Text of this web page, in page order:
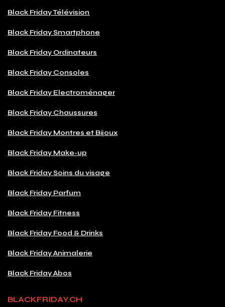
Black Friday Télévision
Black Friday Smartphone
Black Friday Ordinateurs
Black Friday Consoles
Black Friday Electroménager
Black Friday Chaussures
Black Friday Montres et Bijoux
Black Friday Make-up
Black Friday Soins du visage
Black Friday Parfum
Black Friday Fitness
Black Friday Food & Drinks
Black Friday Animalerie
Black Friday Abos
BLACKFRIDAY.CH